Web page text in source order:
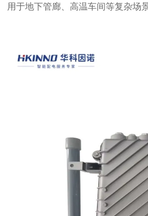
用于地下管廊、高温车间等复杂场